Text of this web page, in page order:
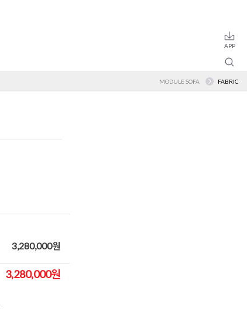
MODULE SOFA FABRIC
3,280,000원
3,280,000원